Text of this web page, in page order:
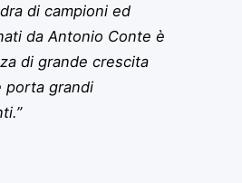
di campioni ed
da Antonio Conte è
di grande crescita
porta grandi